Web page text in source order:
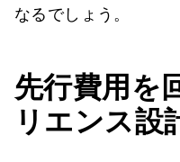
なるでしょう。
先行費用を
リエンス設